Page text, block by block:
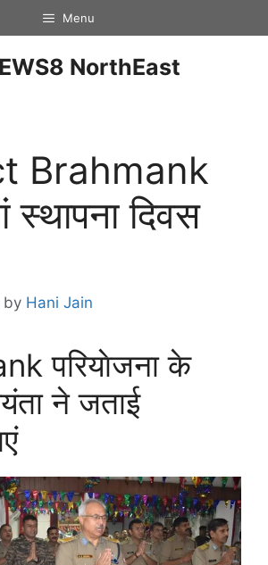
Menu
NorthEast
Brahmank
स्थापना दिवस
by Hani Jain
परियाेजना के
ने जताई